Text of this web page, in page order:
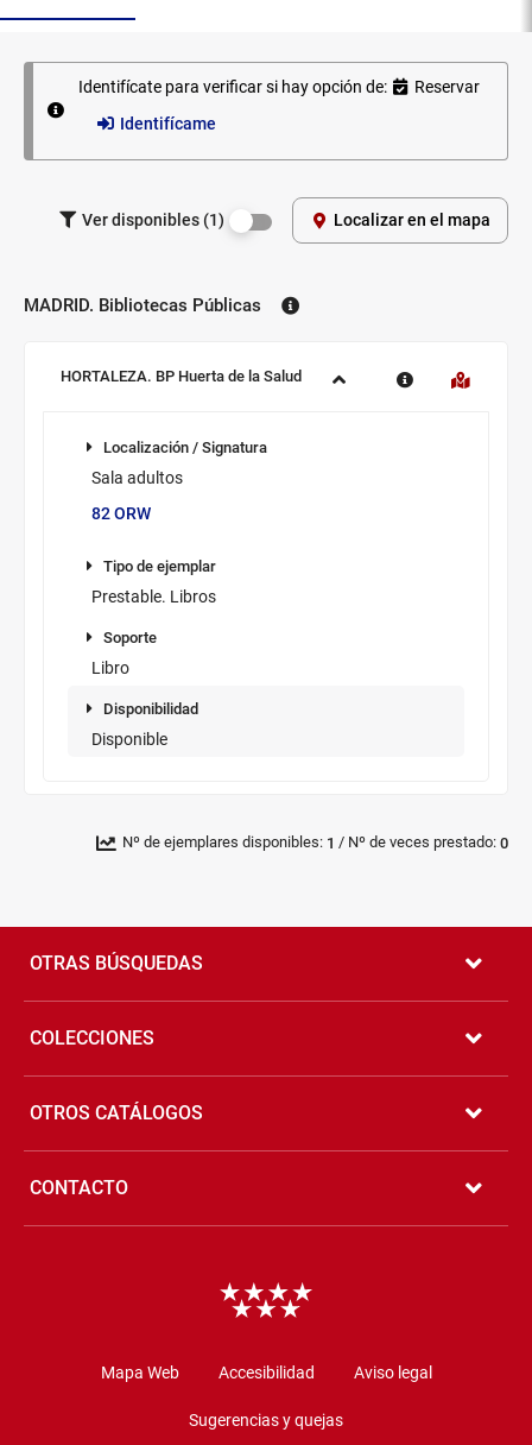
Ejemplares
Identifícate para verificar si hay opción de:
Reservar
Identifícame
ejemplares
Ver disponibles (1) Localizar en el mapa
Biblioteca:
MADRID. Bibliotecas Públicas
Sucursal:
HORTALEZA. BP Huerta de la Salud
disponibles
Localización /
Signatura
ejemplar
Localización / Signatura
Sala adultos
82 ORW
Tipo de ejemplar
Prestable. Libros
Soporte
Libro
Disponibilidad
Disponible
Nº de ejemplares disponibles: 1 / Nº de veces prestado: 0
OTRAS BÚSQUEDAS
COLECCIONES
OTROS CATÁLOGOS
CONTACTO
Mapa Web Accesibilidad Aviso legal
Sugerencias y quejas